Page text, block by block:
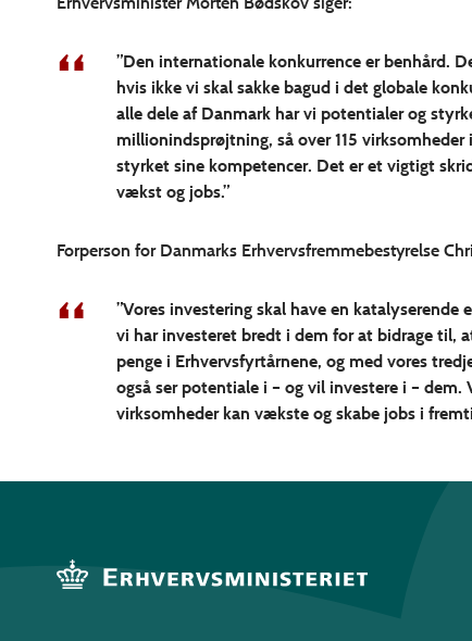
”Den internationale konkurrence er benhård.
hvis ikke vi skal sakke bagud i det globale
alle dele af Danmark har vi potentialer og
millionindsprøjtning, så over 115
styrket sine kompetencer. Det er et vigtigt
vækst og jobs.”
Forperson for Danmarks Erhvervsfremmebestyrelse
”Vores investering skal have en
vi har investeret bredt i dem for at bidrage til,
penge i Erhvervsfyrtårnene, og med vores
også ser potentiale i – og vil investere i –
virksomheder kan vækste og skabe jobs i